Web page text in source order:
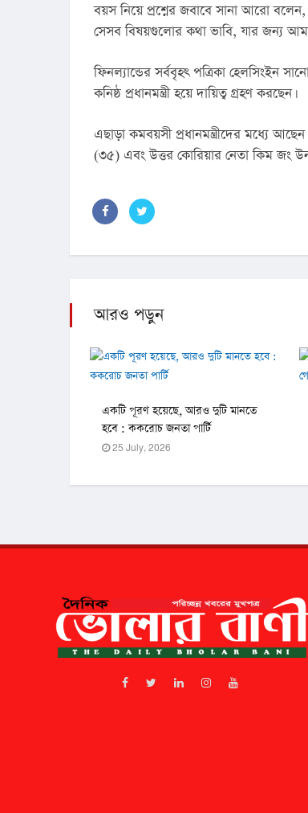
বয়স নিয়ে প্রশ্নের জবাবে সানা আরো
সেসব বিষয়গুলোর কথা ভাবি, যার জন্য
ফিনল্যান্ডের সর্ববৃহৎ পত্রিকা হেলসিংইন
কনিষ্ঠ প্রধানমন্ত্রী হয়ে দায়িত্ব গ্রহণ করছেন।
এছাড়া কমবয়সী প্রধানমন্ত্রীদের মধ্যে
(৩৫) এবং উত্তর কোরিয়ার নেতা কিম জং
আরও পড়ুন
একটি পূরণ হয়েছে, আরও দুটি মানতে
হবে : ককরোচ জনতা পার্টি
25 July, 2026